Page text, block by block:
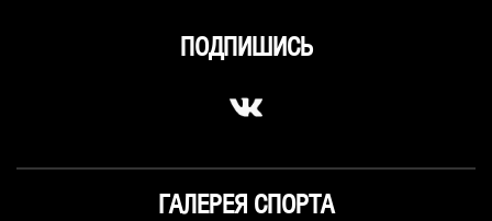
ГАЛЕРЕЯ СПОРТА
ПОДПИШИСЬ